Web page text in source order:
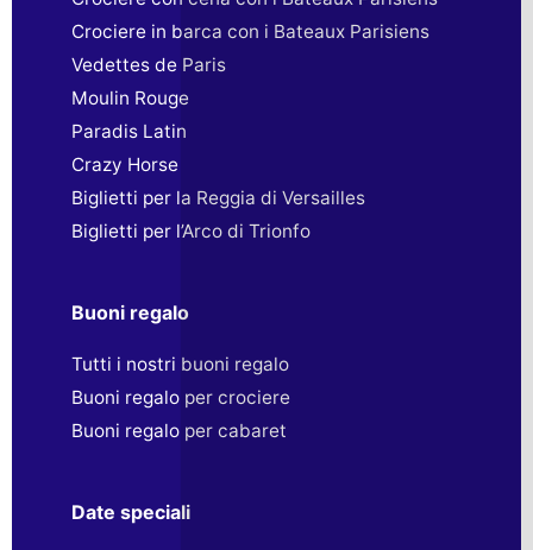
Crociere in barca con i Bateaux Parisiens
Vedettes de Paris
Moulin Rouge
Paradis Latin
Crazy Horse
Biglietti per la Reggia di Versailles
Biglietti per l’Arco di Trionfo
Buoni regalo
Tutti i nostri buoni regalo
Buoni regalo per crociere
Buoni regalo per cabaret
Date speciali